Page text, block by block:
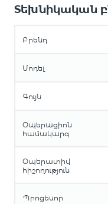
Տեխնիկական
Բրենդ
Մոդել
Գույն
Օպերացիոն
համակարգ
Օպերատիվ
հիշողություն
Պրոցեսոր